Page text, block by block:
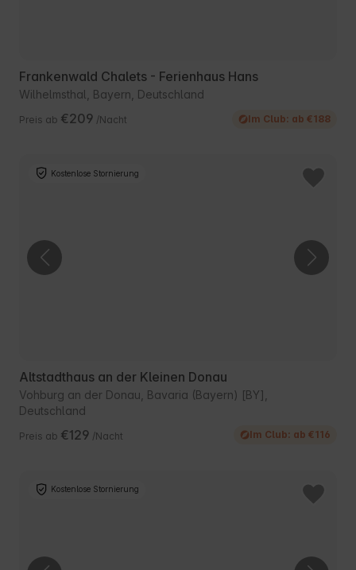
Frankenwald Chalets - Ferienhaus Hans
Wilhelmsthal, Bayern, Deutschland
Preis ab €209 /Nacht Im Club: ab €188
Kostenlose Stornierung
Altstadthaus an der Kleinen Donau
Vohburg an der Donau, Bavaria (Bayern) [BY],
Deutschland
Preis ab €129 /Nacht Im Club: ab €116
Kostenlose Stornierung